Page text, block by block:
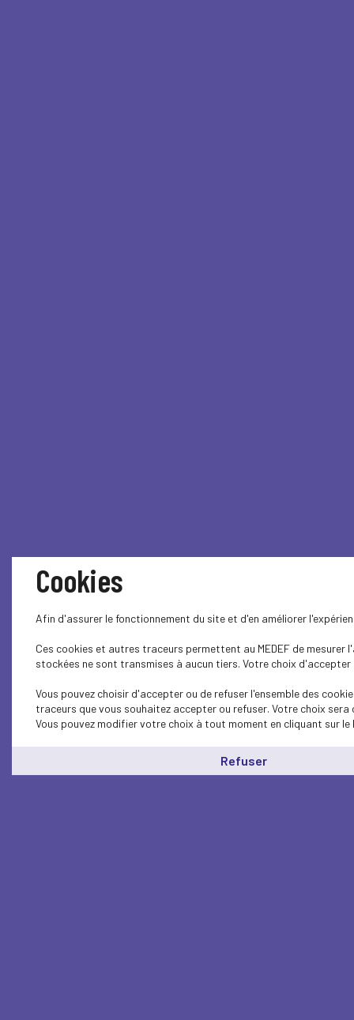
Cookies
Afin d'assurer le fonctionnement du site et d'en améliorer
Ces cookies et autres traceurs permettent au MEDEF de
stockées ne sont transmises à aucun tiers. Votre choix
Vous pouvez choisir d'accepter ou de refuser l'ensemble des
traceurs que vous souhaitez accepter ou refuser. Votre choix
Vous pouvez modifier votre choix à tout moment en cliquant sur le
Refuser